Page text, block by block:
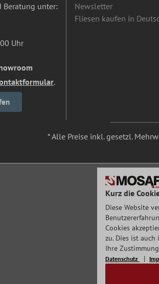
Beratung unter:
Uhr
.
Newsletter
Fliesen kaufen in
* Alle Preise inkl. gesetzl.
Kurz die
Diese Website
Cookies
zu. Dies ist
Ihre
Datenschutz